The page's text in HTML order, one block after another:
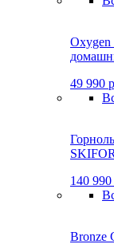
Oxygen
49 990
140 990
Bronze